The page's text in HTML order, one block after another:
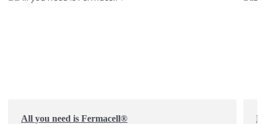
All you need is Fermacell®